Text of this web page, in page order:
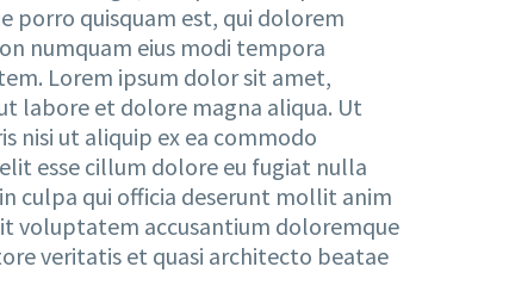
porro quisquam est, qui dolorem
numquam eius modi tempora
Lorem ipsum dolor sit amet,
labore et dolore magna aliqua. Ut
nisi ut aliquip ex ea commodo
esse cillum dolore eu fugiat nulla
culpa qui officia deserunt mollit anim
voluptatem accusantium doloremque
veritatis et quasi architecto beatae